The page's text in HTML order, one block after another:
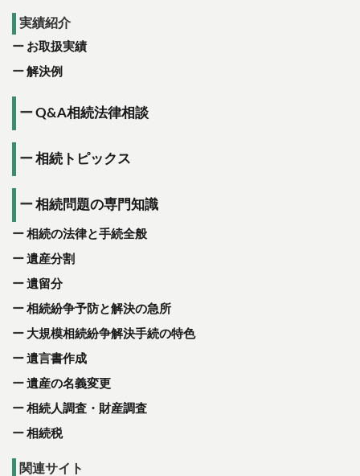
実績紹介
お取扱実績
解決例
Q&A相続法律相談
相続トピックス
相続問題の専門知識
相続の法律と手続全般
遺産分割
遺留分
相続紛争予防と解決の急所
大規模相続紛争解決手続の特色
遺言書作成
遺産の名義変更
相続人調査・財産調査
相続税
関連サイト